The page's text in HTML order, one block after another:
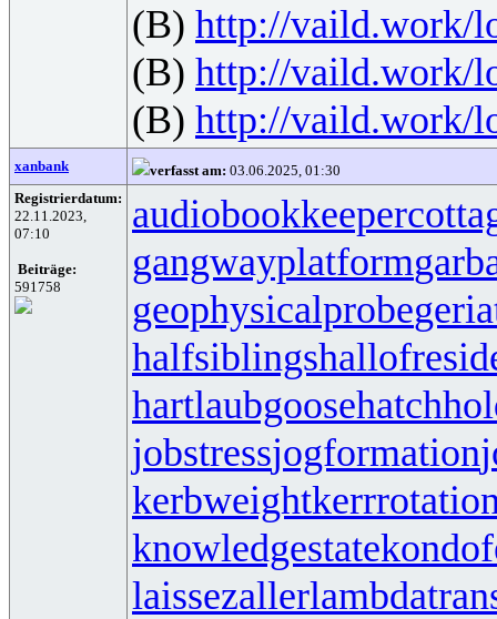
(B) http://vaild.work/
(B) http://vaild.work/
(B) http://vaild.work/
xanbank verfasst am: 03.06.2025, 01:30
Registrierdatum:
22.11.2023,
07:10
Beiträge:
591758
audiobookkeeper
gangwayplatform
geophysicalprobe
halfsiblings
hartlaubgoose
jobstressjogformation
kerbweight
knowledgestate
laissezaller